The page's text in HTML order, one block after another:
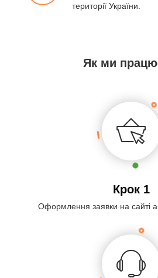
території України.
Як ми
Крок 1
Оформлення заявки на сайті